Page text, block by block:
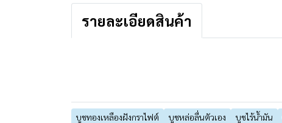
รายละเอียดสินค้า
บูชทองเหลืองฝังกราไฟต์ บูชหล่อลื่นตัวเอง บูชไร้น้ำมัน